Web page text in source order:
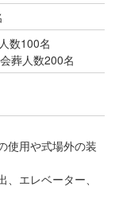
数100名
葬人数200名
使用や式場外の装
エレベーター、